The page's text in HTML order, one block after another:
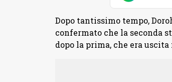
Dopo tantissimo tempo,
confermato che la seconda
dopo la prima, che era uscita